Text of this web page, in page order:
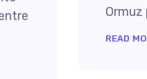
Ormuz
READ